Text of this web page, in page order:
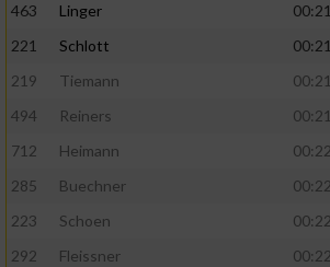
463
Linger
221
Schlott
219
Tiemann
494
Reiners
712
Heimann
285
Buechner
223
Schoen
292
Fleissner